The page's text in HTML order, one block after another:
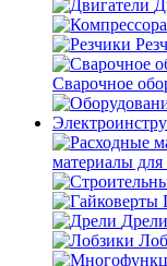
Сварочное
материалы для
Дрели